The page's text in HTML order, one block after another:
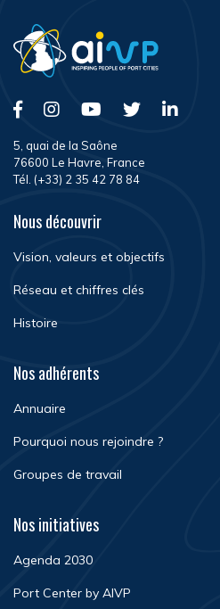
5, quai de la Saône
76600 Le Havre, France
Tél. (+33) 2 35 42 78 84
Nous découvrir
Vision, valeurs et objectifs
Réseau et chiffres clés
Histoire
Nos adhérents
Annuaire
Pourquoi nous rejoindre ?
Groupes de travail
Nos initiatives
Agenda 2030
Port Center by AIVP